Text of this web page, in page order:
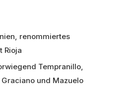
renommiertes
Rioja
Tempranillo,
und Mazuelo